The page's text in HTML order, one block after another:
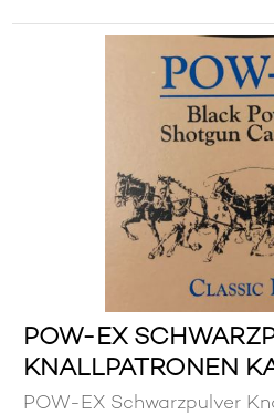
POW-EX
KNALLPATRONEN
POW-EX Schwarzpulver